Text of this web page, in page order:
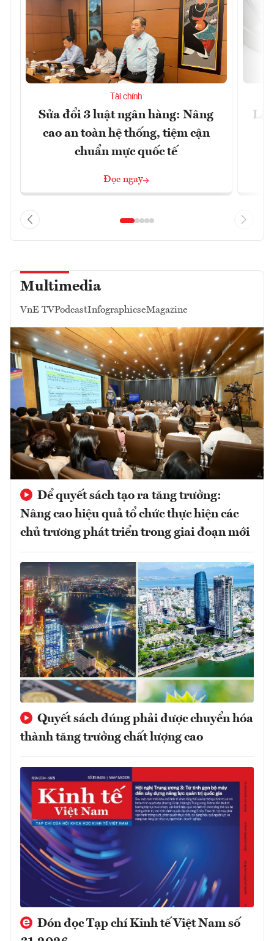
Tài chính
Sửa đổi 3 luật ngân hàng: Nâng
cao an toàn hệ thống, tiệm cận
chuẩn mực quốc tế
Đọc ngay
Lãi
Multimedia
VnE TVPodcastInfographicseMagazine
Để quyết sách tạo ra tăng trưởng:
Nâng cao hiệu quả tổ chức thực hiện các
chủ trương phát triển trong giai đoạn mới
Quyết sách đúng phải được chuyển hóa
thành tăng trưởng chất lượng cao
Đón đọc Tạp chí Kinh tế Việt Nam số